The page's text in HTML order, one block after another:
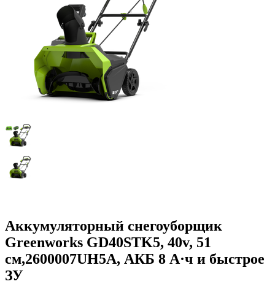
Аккумуляторный снегоуборщик
Greenworks GD40STK5, 40v, 51
см,2600007UH5A, АКБ 8 А·ч и быстрое
ЗУ